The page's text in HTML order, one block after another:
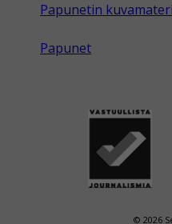
Papunetin
Papunet
© 2026